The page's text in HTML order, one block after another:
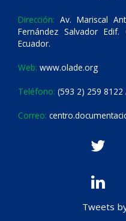
Dirección: Av. Mariscal
Fernández Salvador
Ecuador.
Web: www.olade.org
Teléfono: (593 2) 259 8122
Correo:
Tweets